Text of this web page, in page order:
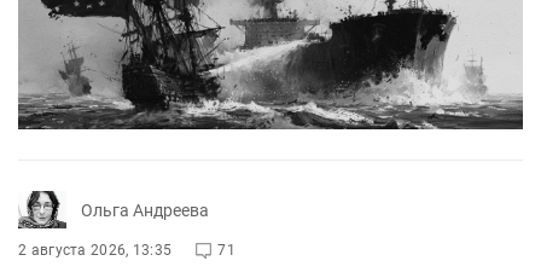
Ольга Андреева
2 августа 2026, 13:35 71